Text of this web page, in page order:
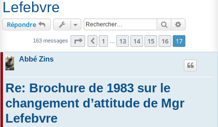
c
Lefebvre
Répondre Rechercher
163 messages Page 17 sur 17
Précédent
1 13 14 15 16 17
Abbé Zins
Re: Brochure de 1983 sur le
changement d’attitude de Mgr
Lefebvre